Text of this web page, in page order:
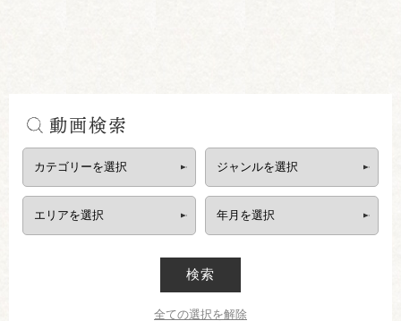
動画検索
検索
全ての選択を解除